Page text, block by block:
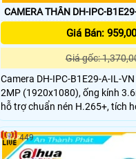
CAMERA THÂN DH-IPC-
Giá Bán:
Giá gốc:
Camera DH-IPC-B1E29-A-IL-
2MP (1920x1080), ống kính
hỗ trợ chuẩn nén H.265+, tích
kép thông minh với LED 15m
chuẩn chống bụi nước IP67,
12VDC/PoE.
449